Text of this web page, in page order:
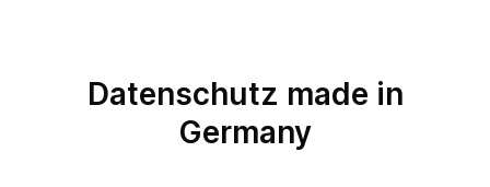
Datenschutz made in
Germany